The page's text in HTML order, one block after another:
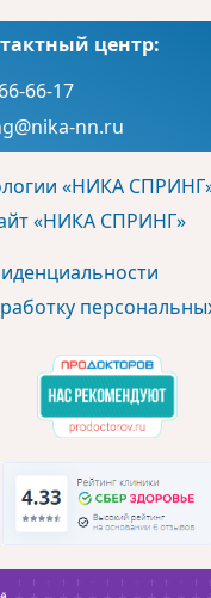
центр:
66-17
nn.ru
«НИКА
«НИКА СПРИНГ»